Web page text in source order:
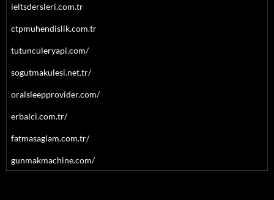
ieltsdersleri.com.tr
ctpmuhendislik.com.tr
tutunculeryapi.com/
sogutmakulesi.net.tr/
oralsleepprovider.com/
erbalci.com.tr/
fatmasaglam.com.tr/
gunmakmachine.com/